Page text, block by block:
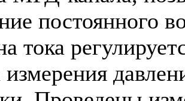
постоянного
тока